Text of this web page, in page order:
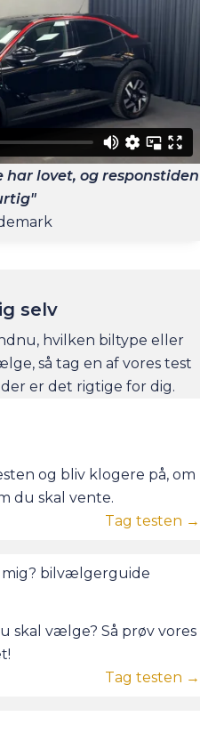
har lovet, og responstiden
selv
hvilken biltype eller
så tag en af vores test
er det rigtige for dig.
og bliv klogere på, om
du skal vente.
Tag testen →
skal vælge? Så prøv vores
Tag testen →